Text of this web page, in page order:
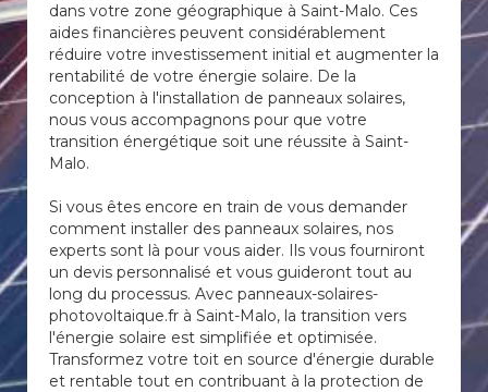
dans votre zone géographique à Saint-Malo. Ces
aides financières peuvent considérablement
réduire votre investissement initial et augmenter la
rentabilité de votre énergie solaire. De la
conception à l'installation de panneaux solaires,
nous vous accompagnons pour que votre
transition énergétique soit une réussite à Saint-
Malo.
Si vous êtes encore en train de vous demander
comment installer des panneaux solaires, nos
experts sont là pour vous aider. Ils vous fourniront
un devis personnalisé et vous guideront tout au
long du processus. Avec panneaux-solaires-
photovoltaique.fr à Saint-Malo, la transition vers
l'énergie solaire est simplifiée et optimisée.
Transformez votre toit en source d'énergie durable
et rentable tout en contribuant à la protection de